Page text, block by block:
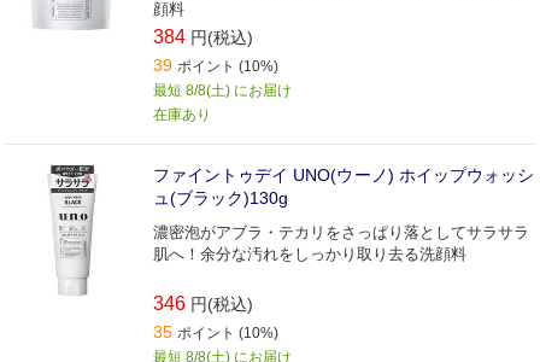
顔料
384 円(税込)
39 ポイント (10%)
最短 8/8(土) にお届け
在庫あり
ファイントゥデイ UNO(ウーノ) ホイップウォッシ
ュ(ブラック)130g
濃密泡がアブラ・テカリをさっぱり落としてサラサラ
肌へ！余分な汚れをしっかり取り去る洗顔料
346 円(税込)
35 ポイント (10%)
最短 8/8(土) にお届け